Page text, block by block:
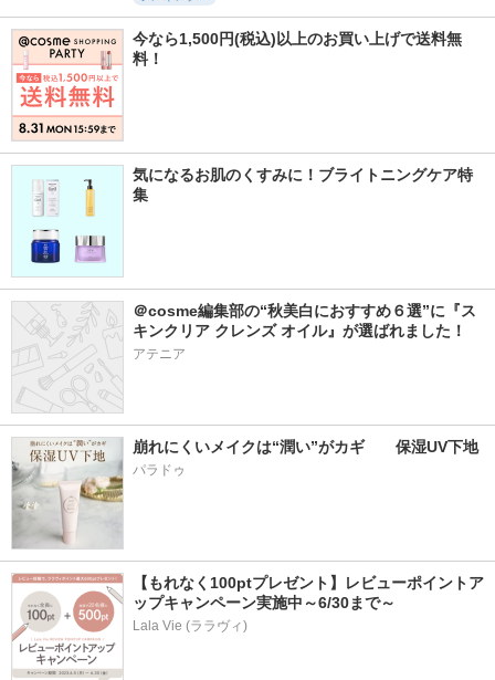
今なら1,500円(税込)以上のお買い上げで送料無
料！
気になるお肌のくすみに！ブライトニングケア特
集
＠cosme編集部の“秋美白におすすめ６選”に『ス
キンクリア クレンズ オイル』が選ばれました！
アテニア
崩れにくいメイクは“潤い”がカギ　　保湿UV下地
パラドゥ
【もれなく100ptプレゼント】レビューポイントア
ップキャンペーン実施中～6/30まで～
Lala Vie (ララヴィ)